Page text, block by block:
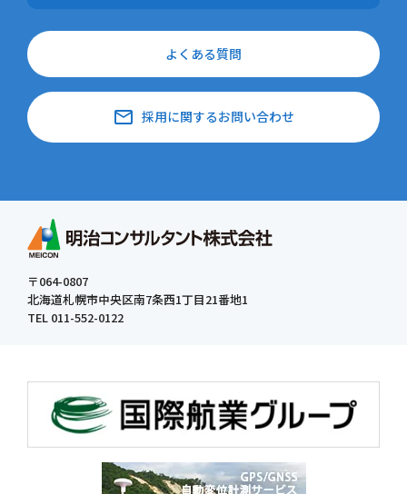
よくある質問
email 採用に関するお問い合わせ
〒064-0807
北海道札幌市中央区南7条西1丁目21番地1
TEL 011-552-0122